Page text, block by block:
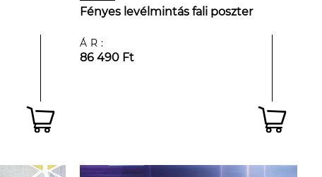
Fényes levélmintás fali poszter
ÁR:
86 490 Ft